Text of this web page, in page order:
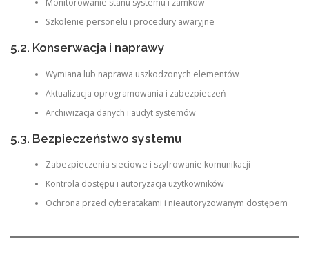
Szkolenie personelu i procedury awaryjne
5.2. Konserwacja i naprawy
Wymiana lub naprawa uszkodzonych elementów
Aktualizacja oprogramowania i zabezpieczeń
Archiwizacja danych i audyt systemów
5.3. Bezpieczeństwo systemu
Zabezpieczenia sieciowe i szyfrowanie komunikacji
Kontrola dostępu i autoryzacja użytkowników
Ochrona przed cyberatakami i nieautoryzowanym dostępem